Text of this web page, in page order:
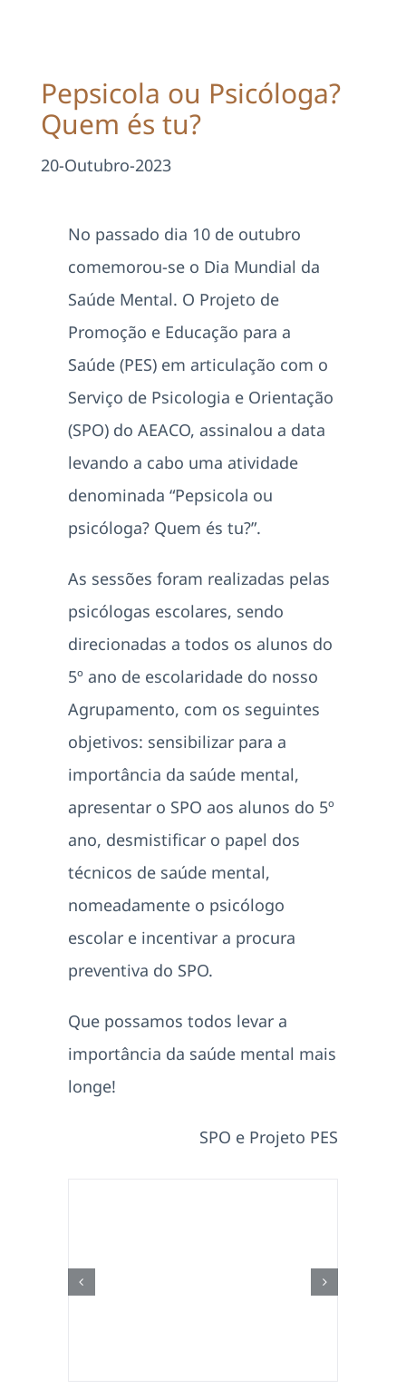
Área Reservada
Pesquisar
Pepsicola ou Psicóloga?
Quem és tu?
20-Outubro-2023
No passado dia 10 de outubro
comemorou-se o Dia Mundial da
Saúde Mental. O Projeto de
Promoção e Educação para a
Saúde (PES) em articulação com o
Serviço de Psicologia e Orientação
(SPO) do AEACO, assinalou a data
levando a cabo uma atividade
denominada “Pepsicola ou
psicóloga? Quem és tu?”.
As sessões foram realizadas pelas
psicólogas escolares, sendo
direcionadas a todos os alunos do
5º ano de escolaridade do nosso
Agrupamento, com os seguintes
objetivos: sensibilizar para a
importância da saúde mental,
apresentar o SPO aos alunos do 5º
ano, desmistificar o papel dos
técnicos de saúde mental,
nomeadamente o psicólogo
escolar e incentivar a procura
preventiva do SPO.
Que possamos todos levar a
importância da saúde mental mais
longe!
SPO e Projeto PES